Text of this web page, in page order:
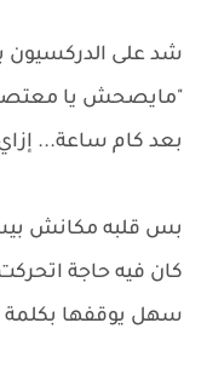
شد على الدركسيون
"مايصحش يا
بعد كام ساعة...
بس قلبه مكانش
كان فيه حاجة
سهل يوقفها